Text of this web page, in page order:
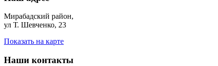
Мирабадский район,
ул Т. Шевченко, 23
Показать на карте
Наши контакты